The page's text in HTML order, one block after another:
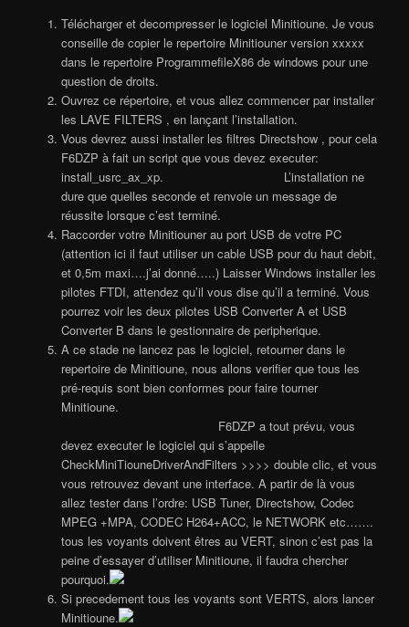
Télécharger et decompresser le logiciel Minitioune. Je vous
conseille de copier le repertoire Minitiouner version xxxxx
dans le repertoire ProgrammefileX86 de windows pour une
question de droits.
Ouvrez ce répertoire, et vous allez commencer par installer
les LAVE FILTERS , en lançant l’installation.
Vous devrez aussi installer les filtres Directshow , pour cela
F6DZP à fait un script que vous devez executer:
install_usrc_ax_xp. L’installation ne
dure que quelles seconde et renvoie un message de
réussite lorsque c’est terminé.
Raccorder votre Minitiouner au port USB de votre PC
(attention ici il faut utiliser un cable USB pour du haut debit,
et 0,5m maxi….j’ai donné…..) Laisser Windows installer les
pilotes FTDI, attendez qu’il vous dise qu’il a terminé. Vous
pourrez voir les deux pilotes USB Converter A et USB
Converter B dans le gestionnaire de peripherique.
A ce stade ne lancez pas le logiciel, retourner dans le
repertoire de Minitioune, nous allons verifier que tous les
pré-requis sont bien conformes pour faire tourner
Minitioune.
F6DZP a tout prévu, vous
devez executer le logiciel qui s’appelle
CheckMiniTiouneDriverAndFilters >>>> double clic, et vous
vous retrouvez devant une interface. A partir de là vous
allez tester dans l’ordre: USB Tuner, Directshow, Codec
MPEG +MPA, CODEC H264+ACC, le NETWORK etc…….
tous les voyants doivent êtres au VERT, sinon c’est pas la
peine d’essayer d’utiliser Minitioune, il faudra chercher
pourquoi.
Si precedement tous les voyants sont VERTS, alors lancer
Minitioune.